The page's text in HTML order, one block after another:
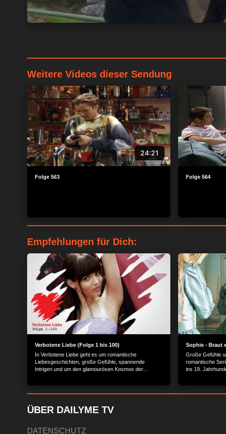
Weitere Videos dieser Sendung
24:21
Folge 563 Folge 564
Empfehlungen für Dich:
Verbotene Liebe (Folge 1 bis 100)
In Verbotene Liebe geht es um romantische
Liebesgeschichten, große Gefühle, spannende
Intrigen und um den glamourösen Kosmos der
Sophie - Braut
Große Gefühle
romantische
ins 19.
ÜBER DAILYME TV
DATENSCHUTZ